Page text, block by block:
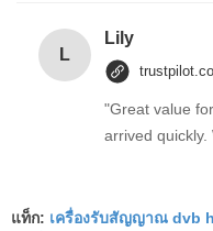
L
Lily
"Great value
arrived quickly.
แท็ก: เครื่องรับสัญญาณ dvb